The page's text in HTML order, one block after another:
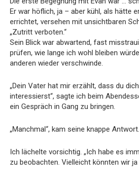
Er war höflich, ja – aber kühl, als hätte
errichtet, versehen mit unsichtbaren
„Zutritt verboten.“
Sein Blick war abwartend, fast
prüfen, wie lange ich wohl bleiben
anderen wieder verschwinde.
„Dein Vater hat mir erzählt, dass du
interessierst“, sagte ich beim
ein Gespräch in Gang zu bringen.
„Manchmal“, kam seine knappe Antwort.
Ich lächelte vorsichtig. „Ich habe es
zu beobachten. Vielleicht könnten wir